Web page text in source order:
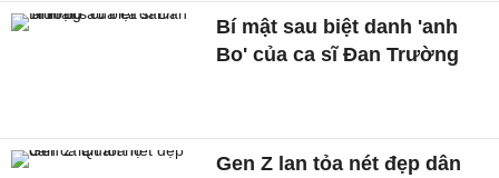
Bí mật sau biệt danh 'anh
Bo' của ca sĩ Đan Trường
Gen Z lan tỏa nét đẹp dân